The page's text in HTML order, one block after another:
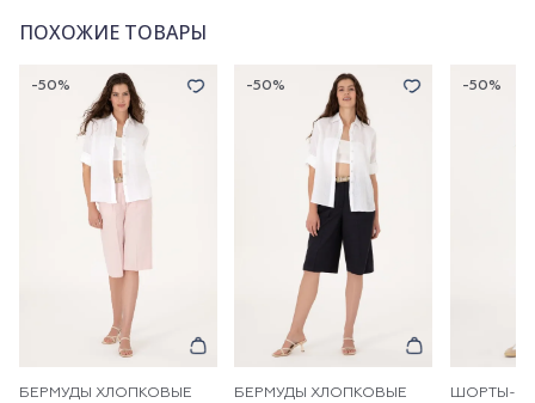
ПОХОЖИЕ ТОВАРЫ
-50%
БЕРМУДЫ ХЛОПКОВЫЕ
-50%
БЕРМУДЫ ХЛОПКОВЫЕ
-50%